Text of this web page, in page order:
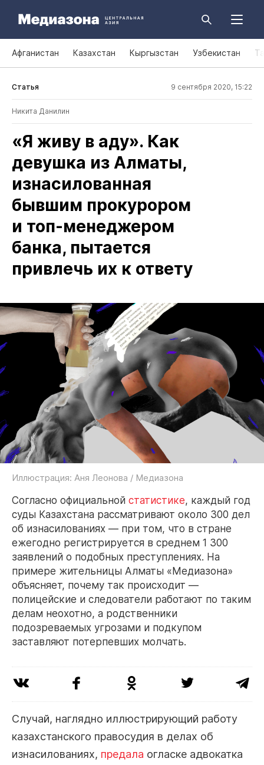
Афганистан Казахстан Кыргызстан Узбекистан
Статья 9 сентября 2020, 15:22
Никита Данилин
«Я живу в аду». Как
девушка из Алматы,
изнасилованная
бывшим прокурором
и топ‑менеджером
банка, пытается
привлечь их к ответу
Иллюстрация: Аня Леонова / Медиазона
Согласно официальной статистике, каждый год
суды Казахстана рассматривают около 300 дел
об изнасилованиях — при том, что в стране
ежегодно регистрируется в среднем 1 300
заявлений о подобных преступлениях. На
примере жительницы Алматы «Медиазона»
объясняет, почему так происходит —
полицейские и следователи работают по таким
делам неохотно, а родственники
подозреваемых угрозами и подкупом
заставляют потерпевших молчать.
Случай, наглядно иллюстрирующий работу
казахстанского правосудия в делах об
изнасилованиях, предала огласке адвокатка